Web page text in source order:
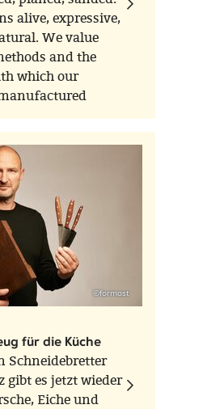
alive, expressive,
We value
and the
which our
acquired its form
Contrary to all
it goes from
in the child's
or kitchen.
©formost
für die Küche
Schneidebretter
gibt es jetzt wieder
Eiche und